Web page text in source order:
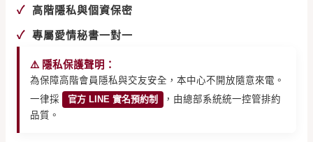
✓ 高階隱私與個資保密
✓ 專屬愛情秘書一對一
⚠️ 隱私保護聲明：
為保障高階會員隱私與交友安全，本中心不開放隨意來電。
一律採
官方 LINE 實名預約制
，由總部系統統一控管排約
品質。